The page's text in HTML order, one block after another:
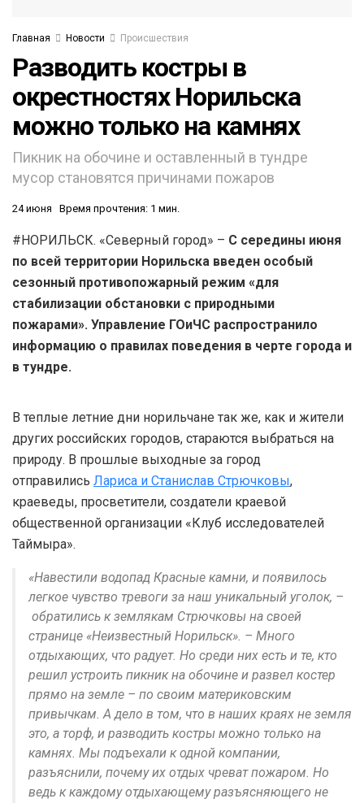
Главная Новости Происшествия
Разводить костры в
окрестностях Норильска
можно только на камнях
Пикник на обочине и оставленный в тундре
мусор становятся причинами пожаров
24 июня Время прочтения: 1 мин.
#НОРИЛЬСК. «Северный город» – С середины июня
по всей территории Норильска введен особый
сезонный противопожарный режим «для
стабилизации обстановки с природными
пожарами». Управление ГОиЧС распространило
информацию о правилах поведения в черте города и
в тундре.
В теплые летние дни норильчане так же, как и жители
других российских городов, стараются выбраться на
природу. В прошлые выходные за город
отправились Лариса и Станислав Стрючковы,
краеведы, просветители, создатели краевой
общественной организации «Клуб исследователей
Таймыра».
«Навестили водопад Красные камни, и появилось
легкое чувство тревоги за наш уникальный уголок, –
обратились к землякам Стрючковы на своей
странице «Неизвестный Норильск». – Много
отдыхающих, что радует. Но среди них есть и те, кто
решил устроить пикник на обочине и развел костер
прямо на земле – по своим материковским
привычкам. А дело в том, что в наших краях не земля
это, а торф, и разводить костры можно только на
камнях. Мы подъехали к одной компании,
разъяснили, почему их отдых чреват пожаром. Но
ведь к каждому отдыхающему разъясняющего не